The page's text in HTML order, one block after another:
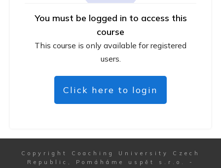
You must be logged in to access this
course
This course is only available for registered
users.
Click here to login
Copyright
Coaching University Czech
Republic, Pomáháme uspět s.r.o.
-